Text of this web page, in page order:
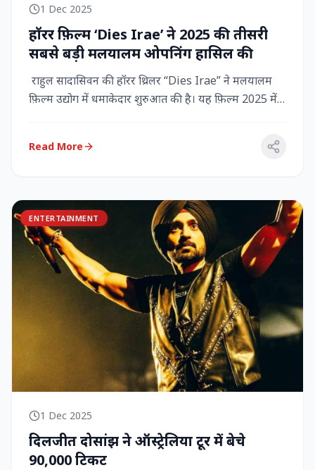
1 Dec 2025
हॉरर फ़िल्म ‘Dies Irae’ ने 2025 की तीसरी
सबसे बड़ी मलयालम ओपनिंग हासिल की
राहुल सादासिवन की हॉरर थ्रिलर “Dies Irae” ने मलयालम
फ़िल्म उद्योग में धमाकेदार शुरुआत की है। यह फ़िल्म 2025 में
Read More
ENTERTAINMENT
1 Dec 2025
दिलजीत दोसांझ ने ऑस्ट्रेलिया टूर में बेचे
90,000 टिकट